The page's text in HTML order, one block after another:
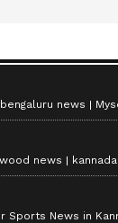
bengaluru news
news
Sports News in